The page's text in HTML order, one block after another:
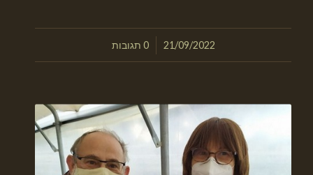
21/09/2022
/ 0 תגובות